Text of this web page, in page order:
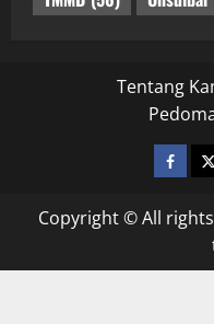
Tentang
Copyright © All